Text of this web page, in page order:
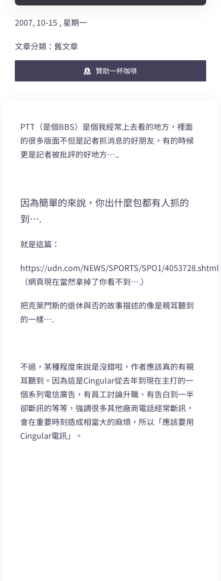
2007, 10-15 , 星期一
文章分類：舊文章
贊助一杯咖啡
PTT（是個BBS）是個我經常上去看的地方，裡面
的很多版面不但是記者抓消息的好朋友，有的時候
更是記者被批評的好地方…..
因為簡單的來說，你出什麼包都有人抓的
到….
就是這篇：
https://udn.com/NEWS/SPORTS/SPO1/4053728.shtml
（網頁現在當然拿掉了你看不到….）
把克萊門斯的退休與否的故事描述的像是親耳聽到
的一樣….
不過，某種程度來說是沒錯啦，作者應該真的有親
耳聽到。因為這是Cingular從去年到現在主打的一
個系列電信廣告，有員工討論升職、有告白到一半
卻斷訊的等等，強調很多其他廠商電話經常斷訊，
會在重要時刻造成相當大的麻煩，所以「應該要用
Cingular電訊」。